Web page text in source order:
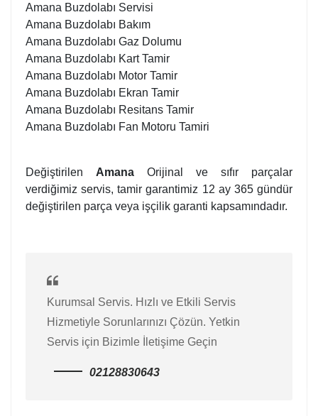
Amana Buzdolabı Servisi
Amana Buzdolabı Bakım
Amana Buzdolabı Gaz Dolumu
Amana Buzdolabı Kart Tamir
Amana Buzdolabı Motor Tamir
Amana Buzdolabı Ekran Tamir
Amana Buzdolabı Resitans Tamir
Amana Buzdolabı Fan Motoru Tamiri
Değiştirilen Amana Orijinal ve sıfır parçalar
verdiğimiz servis, tamir garantimiz 12 ay 365 gündür
değiştirilen parça veya işçilik garanti kapsamındadır.
Kurumsal Servis. Hızlı ve Etkili Servis
Hizmetiyle Sorunlarınızı Çözün. Yetkin
Servis için Bizimle İletişime Geçin
02128830643